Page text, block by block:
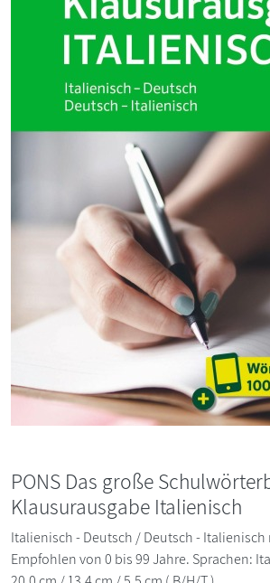
PONS Das große
Klausurausgabe Italienisch
Italienisch - Deutsch / Deutsch -
Empfohlen von 0 bis 99 Jahre. Sprachen: